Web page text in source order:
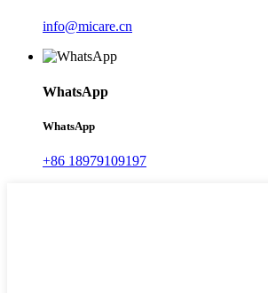
info@micare.cn
WhatsApp
WhatsApp
+86 18979109197